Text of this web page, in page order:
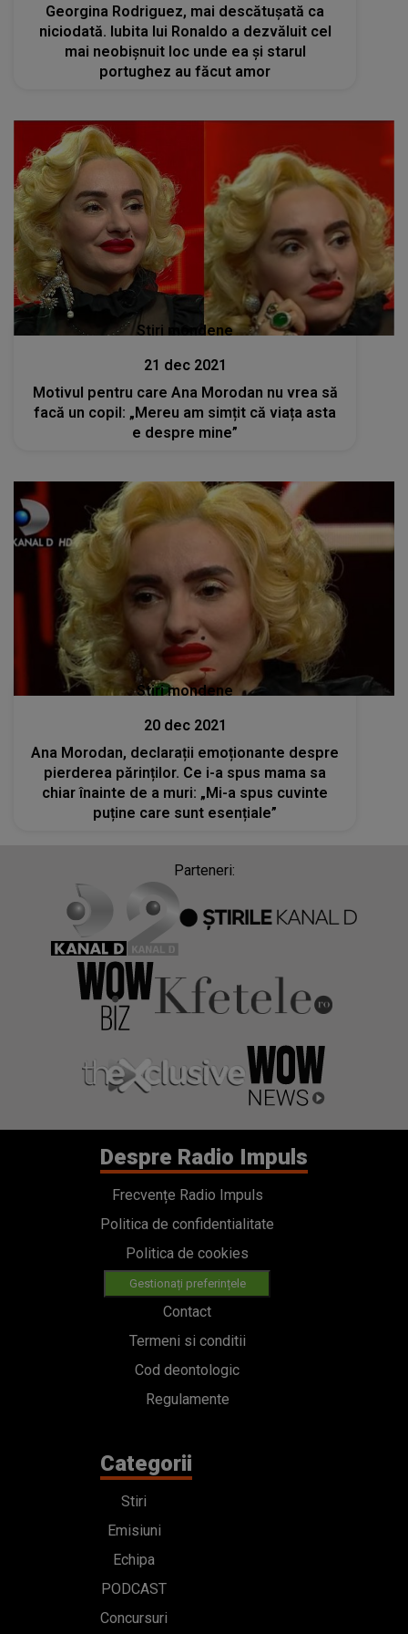
Georgina Rodriguez, mai descătușată ca
niciodată. Iubita lui Ronaldo a dezvăluit cel
mai neobișnuit loc unde ea și starul
portughez au făcut amor
Stiri mondene
21 dec 2021
Motivul pentru care Ana Morodan nu vrea să
facă un copil: „Mereu am simțit că viața asta
e despre mine”
Stiri mondene
20 dec 2021
Ana Morodan, declarații emoționante despre
pierderea părinților. Ce i-a spus mama sa
chiar înainte de a muri: „Mi-a spus cuvinte
puține care sunt esențiale”
Parteneri:
Despre Radio Impuls
Frecvențe Radio Impuls
Politica de confidentialitate
Politica de cookies
Gestionați preferințele
Contact
Termeni si conditii
Cod deontologic
Regulamente
Categorii
Stiri
Emisiuni
Echipa
PODCAST
Concursuri